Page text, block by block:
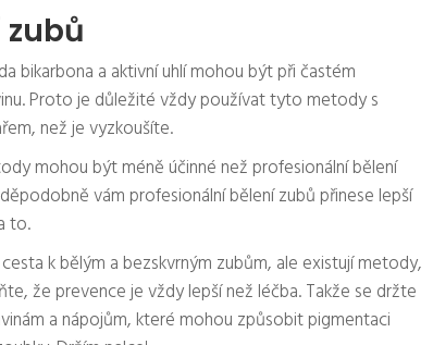
bikarbona a aktivní uhlí mohou být při častém
Proto je důležité vždy používat tyto metody s
než je vyzkoušíte.
mohou být méně účinné než profesionální bělení
vám profesionální bělení zubů přinese lepší
to.
k bělým a bezskvrným zubům, ale existují metody,
že prevence je vždy lepší než léčba. Takže se držte
a nápojům, které mohou způsobit pigmentaci